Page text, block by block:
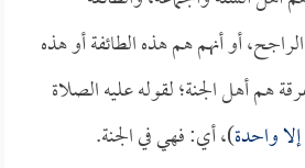
أو أنهم هم هذه الطائفة أو هذه
هم أهل الجنة؛ لقوله عليه الصلاة
إلا واحدة)، أي: فهي في الجنة.